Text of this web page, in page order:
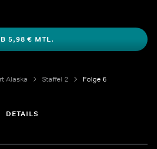
5,98 € MTL.
Alaska Staffel 2 Folge 6
DETAILS